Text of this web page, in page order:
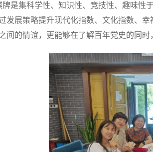
是集科学性、知识性、竞技性、趣味
发展策略提升现代化指数、文化指数、
间的情谊，更能够在了解百年党史的同时